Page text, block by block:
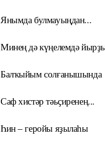
Янымда булмауыңдан...
Минең дә күңелемдә
Балҡыйым солғанышында
Саф хистәр тәьҫиренең...
Һин – геройы яҙылаһы